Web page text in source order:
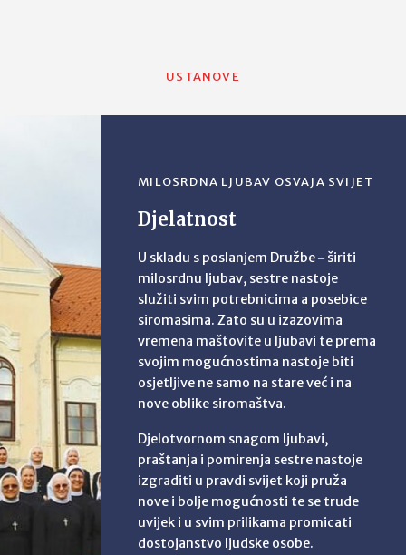
USTANOVE
MILOSRDNA LJUBAV OSVAJA SVIJET
Djelatnost
U skladu s poslanjem Družbe ‒ širiti
milosrdnu ljubav, sestre nastoje
služiti svim potrebnicima a posebice
siromasima. Zato su u izazovima
vremena maštovite u ljubavi te prema
svojim mogućnostima nastoje biti
osjetljive ne samo na stare već i na
nove oblike siromaštva.
Djelotvornom snagom ljubavi,
praštanja i pomirenja sestre nastoje
izgraditi u pravdi svijet koji pruža
nove i bolje mogućnosti te se trude
uvijek i u svim prilikama promicati
dostojanstvo ljudske osobe.